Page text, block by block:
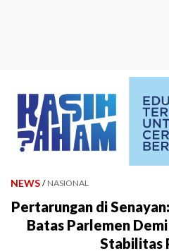
NEWS / NASIONAL
Pertarungan di
Batas Parlemen
Stabilitas